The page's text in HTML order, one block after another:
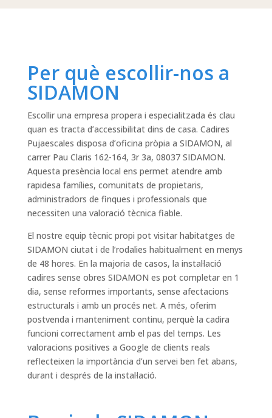
Per què escollir-nos a
SIDAMON
Escollir una empresa propera i especialitzada és clau
quan es tracta d’accessibilitat dins de casa. Cadires
Pujaescales disposa d’oficina pròpia a SIDAMON, al
carrer Pau Claris 162-164, 3r 3a, 08037 SIDAMON.
Aquesta presència local ens permet atendre amb
rapidesa famílies, comunitats de propietaris,
administradors de finques i professionals que
necessiten una valoració tècnica fiable.
El nostre equip tècnic propi pot visitar habitatges de
SIDAMON ciutat i de l’rodalies habitualment en menys
de 48 hores. En la majoria de casos, la instal·lació
cadires sense obres SIDAMON es pot completar en 1
dia, sense reformes importants, sense afectacions
estructurals i amb un procés net. A més, oferim
postvenda i manteniment continu, perquè la cadira
funcioni correctament amb el pas del temps. Les
valoracions positives a Google de clients reals
reflecteixen la importància d’un servei ben fet abans,
durant i després de la instal·lació.